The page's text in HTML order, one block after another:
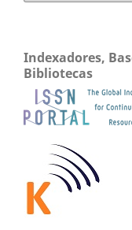
Indexadores,
Bibliotecas